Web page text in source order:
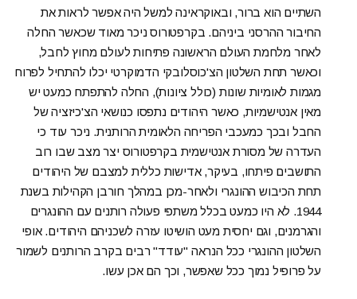
השתיים הוא ברור, ובאוקראינה למשל היה אפשר לראות את
החיבור ההרסני ביניהם. בקרפטורוס ניכר מאוד שכאשר החלה
לאחר מלחמת העולם הראשונה פתיחות לעולם מחוץ לחבל,
וכאשר תחת השלטון הצ'כוסלובקי הדמוקרטי יכלו להתחיל לפרוח
מגמות לאומיות שונות (כולל ציונות), החלה להתפתח כמעט יש
מאין אנטישמיות, כאשר היהודים נתפסו כנושאי הצ'כיזציה של
החבל ובכך כמעכבי הפריחה הלאומית הרותנית. ניכר עוד כי
העדרה של מסורת אנטישמית בקרפטורוס יצר מצב שבו רוב
התושבים פיתחו, בעיקר, אדישות כללית למצבם של היהודים
תחת הכיבוש ההונגרי ולאחר-מכן במהלך חורבן הקהילות בשנת
1944. לא היו כמעט בכלל משתפי פעולה רותנים עם ההונגרים
והגרמנים, וגם יחסית מעט הושיטו עזרה לשכניהם היהודים. אופי
השלטון ההונגרי ככל הנראה "עודד" רבים בקרב הרותנים לשמור
על פרופיל נמוך ככל שאפשר, וכך הם אכן עשו.